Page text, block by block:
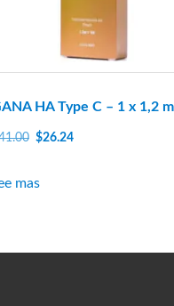
HA Type C – 1 x 1,2
El
original
$26.24
mas